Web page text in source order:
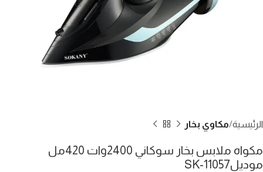
الرئيسية مكاوي بخار
مكواه ملابس بخار سوكاني 2400وات 420مل
موديلSK-11057